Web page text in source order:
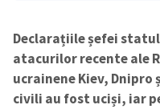
Declarațiile șefei
atacurilor recente ale
ucrainene Kiev, Dnipro
civili au fost uciși, iar